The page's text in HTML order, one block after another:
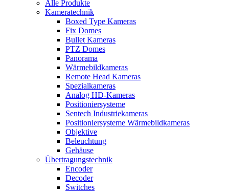
Alle Produkte
Kameratechnik
Boxed Type Kameras
Fix Domes
Bullet Kameras
PTZ Domes
Panorama
Wärmebildkameras
Remote Head Kameras
Spezialkameras
Analog HD-Kameras
Positioniersysteme
Sentech Industriekameras
Positioniersysteme Wärmebildkameras
Objektive
Beleuchtung
Gehäuse
Übertragungstechnik
Encoder
Decoder
Switches